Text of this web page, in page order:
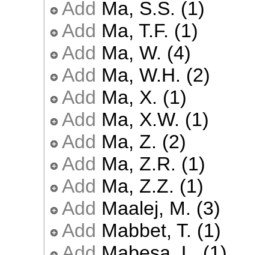
Add Ma, S.S. (1)
Add Ma, T.F. (1)
Add Ma, W. (4)
Add Ma, W.H. (2)
Add Ma, X. (1)
Add Ma, X.W. (1)
Add Ma, Z. (2)
Add Ma, Z.R. (1)
Add Ma, Z.Z. (1)
Add Maalej, M. (3)
Add Mabbet, T. (1)